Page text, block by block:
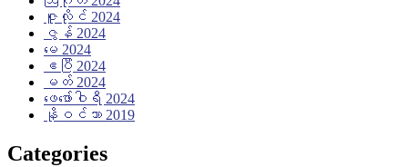
ဇူလိုင် 2024
ဇွန် 2024
မေ 2024
ဧပြီ 2024
မတ် 2024
ဖေ‌ဖော်ဝါရီ 2024
နိုဝင်ဘာ 2019
Categories